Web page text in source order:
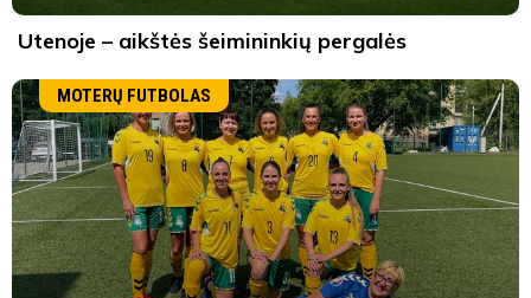
Utenoje – aikštės šeimininkių pergalės
MOTERŲ FUTBOLAS